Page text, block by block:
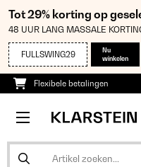
Tot 29% korting op
48 UUR LANG MASSALE
FULLSWING29
Nu
winkelen
Flexibele betalingen